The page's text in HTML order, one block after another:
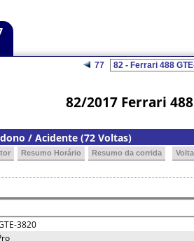
77
82/2017 Ferrari
/ Acidente (72 Voltas)
Resumo Horário Resumo da corrida
3820